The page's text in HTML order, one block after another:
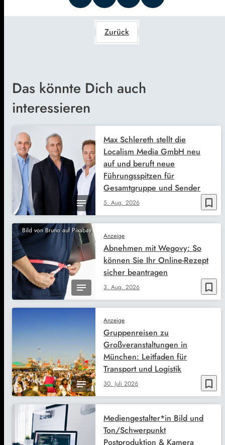
Zurück
Das könnte Dich auch
interessieren
bookmark_border
5. Aug. 2026
Max Schlereth stellt die
Localism Media GmbH neu
auf und beruft neue
Führungsspitzen für
Gesamtgruppe und Sender
Bild von Bruno auf Pixabay
bookmark_border
Anzeige
3. Aug. 2026
Abnehmen mit Wegovy: So
können Sie Ihr Online-Rezept
sicher beantragen
bookmark_border
Anzeige
30. Juli 2026
Gruppenreisen zu
Großveranstaltungen in
München: Leitfaden für
Transport und Logistik
Mediengestalter*in Bild und
Ton/Schwerpunkt
Postproduktion & Kamera